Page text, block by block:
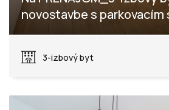
novostavbe s parkovacím
3-izbový byt